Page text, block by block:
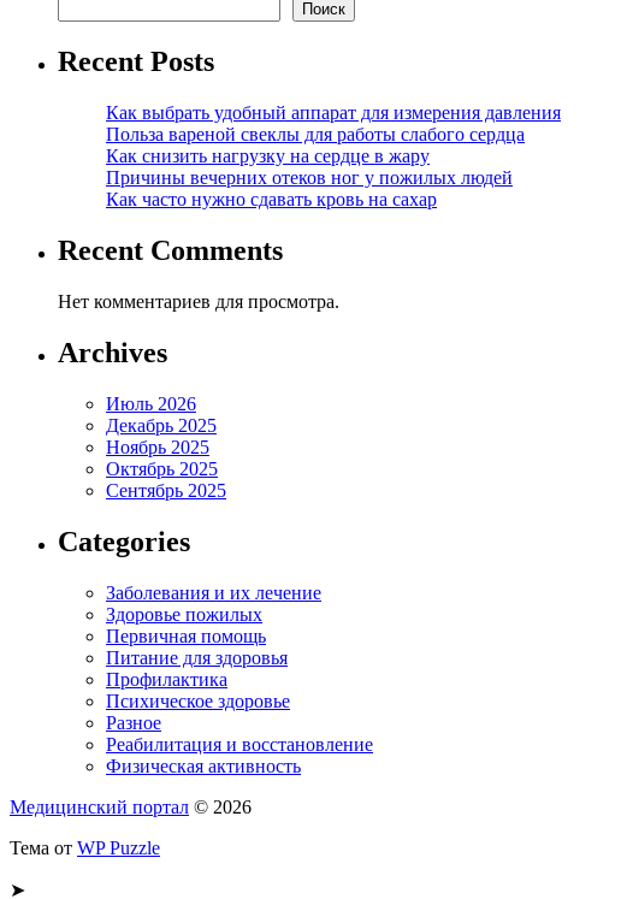
Поиск
Recent Posts
Как выбрать удобный аппарат для измерения давления
Польза вареной свеклы для работы слабого сердца
Как снизить нагрузку на сердце в жару
Причины вечерних отеков ног у пожилых людей
Как часто нужно сдавать кровь на сахар
Recent Comments
Нет комментариев для просмотра.
Archives
Июль 2026
Декабрь 2025
Ноябрь 2025
Октябрь 2025
Сентябрь 2025
Categories
Заболевания и их лечение
Здоровье пожилых
Первичная помощь
Питание для здоровья
Профилактика
Психическое здоровье
Разное
Реабилитация и восстановление
Физическая активность
Медицинский портал © 2026
Тема от WP Puzzle
➤